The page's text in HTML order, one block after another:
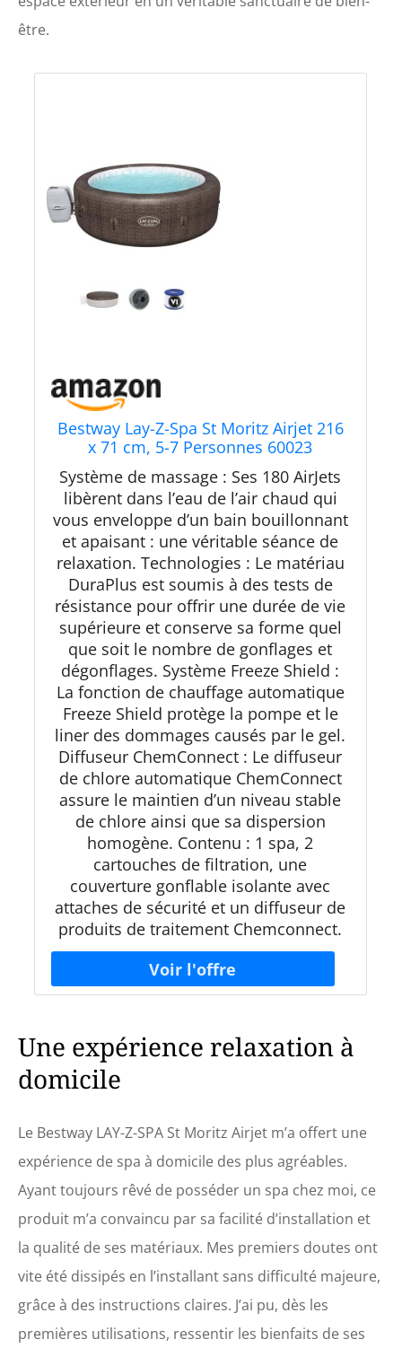
être.
Bestway Lay-Z-Spa St Moritz Airjet 216
x 71 cm, 5-7 Personnes 60023
Système de massage : Ses 180 AirJets
libèrent dans l’eau de l’air chaud qui
vous enveloppe d’un bain bouillonnant
et apaisant : une véritable séance de
relaxation. Technologies : Le matériau
DuraPlus est soumis à des tests de
résistance pour offrir une durée de vie
supérieure et conserve sa forme quel
que soit le nombre de gonflages et
dégonflages. Système Freeze Shield :
La fonction de chauffage automatique
Freeze Shield protège la pompe et le
liner des dommages causés par le gel.
Diffuseur ChemConnect : Le diffuseur
de chlore automatique ChemConnect
assure le maintien d’un niveau stable
de chlore ainsi que sa dispersion
homogène. Contenu : 1 spa, 2
cartouches de filtration, une
couverture gonflable isolante avec
attaches de sécurité et un diffuseur de
produits de traitement Chemconnect.
Une expérience relaxation à
domicile
Le Bestway LAY-Z-SPA St Moritz Airjet m’a offert une
expérience de spa à domicile des plus agréables.
Ayant toujours rêvé de posséder un spa chez moi, ce
produit m’a convaincu par sa facilité d’installation et
la qualité de ses matériaux. Mes premiers doutes ont
vite été dissipés en l’installant sans difficulté majeure,
grâce à des instructions claires. J’ai pu, dès les
premières utilisations, ressentir les bienfaits de ses